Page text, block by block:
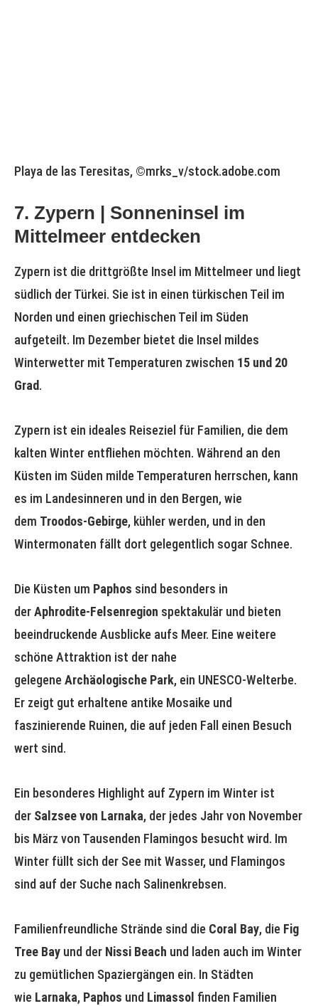
Playa de las Teresitas, ©mrks_v/stock.adobe.com
7. Zypern | Sonneninsel im
Mittelmeer entdecken
Zypern ist die drittgrößte Insel im Mittelmeer und liegt
südlich der Türkei. Sie ist in einen türkischen Teil im
Norden und einen griechischen Teil im Süden
aufgeteilt. Im Dezember bietet die Insel mildes
Winterwetter mit Temperaturen zwischen 15 und 20
Grad.
Zypern ist ein ideales Reiseziel für Familien, die dem
kalten Winter entfliehen möchten. Während an den
Küsten im Süden milde Temperaturen herrschen, kann
es im Landesinneren und in den Bergen, wie
dem Troodos-Gebirge, kühler werden, und in den
Wintermonaten fällt dort gelegentlich sogar Schnee.
Die Küsten um Paphos sind besonders in
derAphrodite-Felsenregion spektakulär und bieten
beeindruckende Ausblicke aufs Meer. Eine weitere
schöne Attraktion ist der nahe
gelegeneArchäologische Park, ein UNESCO-Welterbe.
Er zeigt gut erhaltene antike Mosaike und
faszinierende Ruinen, die auf jeden Fall einen Besuch
wert sind.
Ein besonderes Highlight auf Zypern im Winter ist
der Salzsee von Larnaka, der jedes Jahr von November
bis März von Tausenden Flamingos besucht wird. Im
Winter füllt sich der See mit Wasser, und Flamingos
sind auf der Suche nach Salinenkrebsen.
Familienfreundliche Strände sind die Coral Bay, die Fig
Tree Bay und der Nissi Beach und laden auch im Winter
zu gemütlichen Spaziergängen ein. In Städten
wie Larnaka, Paphos und Limassol finden Familien